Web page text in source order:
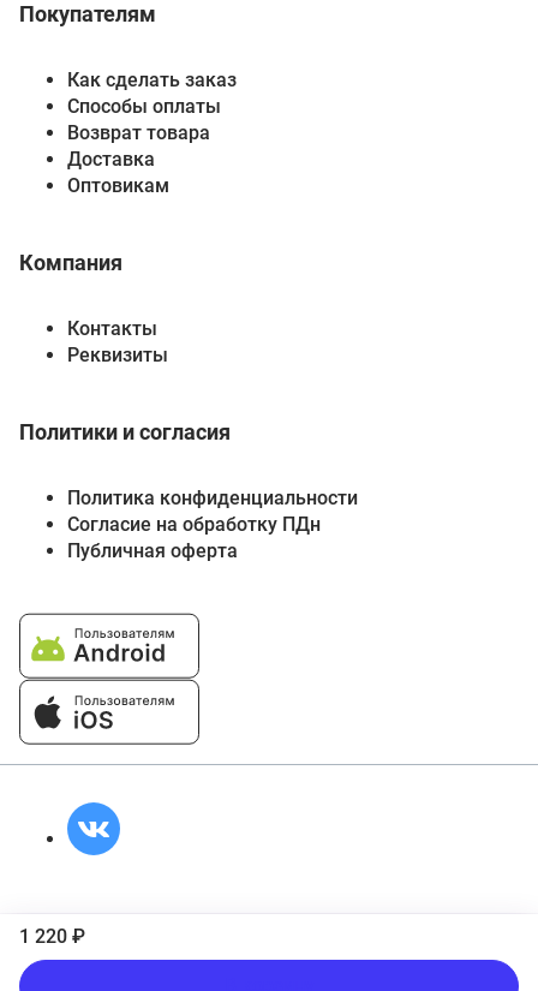
1 220 ₽
Покупателям
Как сделать заказ
Способы оплаты
Возврат товара
Доставка
Оптовикам
Компания
Контакты
Реквизиты
Политики и согласия
Политика конфиденциальности
Согласие на обработку ПДн
Публичная оферта